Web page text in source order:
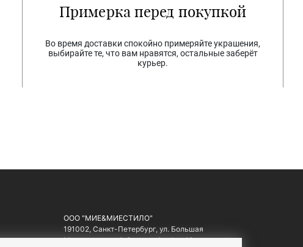
Примерка перед покупкой
Во время доставки спокойно примеряйте украшения,
выбирайте те, что вам нравятся, остальные заберёт
курьер.
ООО "МИЕ&МИЕСТИЛО"
191002, Санкт-Петербург, ул. Большая
Московская, д. 1-3, литер А, офис 10.